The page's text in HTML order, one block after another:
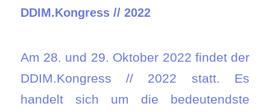
DDIM.Kongress // 2022
Am 28. und 29. Oktober 2022 findet der
DDIM.Kongress // 2022 statt. Es
handelt sich um die bedeutendste